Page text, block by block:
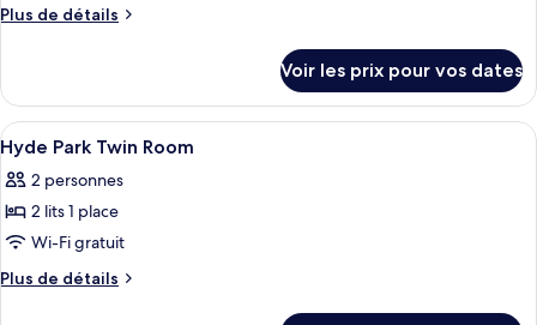
chambre :
Plus de détails
Plus
le
type
de
chambre
Suite
(Sloane)
Voir les prix pour vos dates
Afficher
toutes
les
photos
pour
ce
Minibar, coffres-forts dans les
1
Hyde Park Twin Room
2 personnes
2 lits 1 place
Wi-Fi gratuit
Plus de détails
Plus